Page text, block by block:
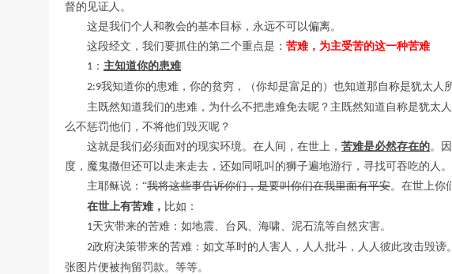
督的见证人。
这是我们个人和教会的基本目标，永远不可以偏离。
这段经文，我们要抓住的第二个重点是： 苦难，为主受苦的这一种苦难
1 ： 主知道你的患难
2:9我知道你的患难，你的贫穷，（你却是富足的）也知道那自称是犹太人
主既然知道我们的患难，为什么不把患难免去呢？主既然知道自称是犹太
么不惩罚他们，不将他们毁灭呢？
这就是我们必须面对的现实环境。在人间，在世上， 苦难是必然存在的。
度，魔鬼撒但还可以走来走去，还如同吼叫的狮子遍地游行，寻找可吞吃的人。
主耶稣说： “我将这些事告诉你们，是要叫你们在我里面有平安。 在世上你
在世上有苦难， 比如：
1天灾带来的苦难：如地震、台风、海啸、泥石流等自然灾害。
2政府决策带来的苦难：如文革时的人害人，人人批斗，人人彼此攻击毁
张图片便被拘留罚款。等等。